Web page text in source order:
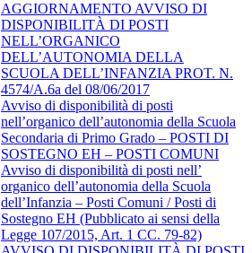
AGGIORNAMENTO AVVISO DI
DISPONIBILITÀ DI POSTI
NELL’ORGANICO
DELL’AUTONOMIA DELLA
SCUOLA DELL’INFANZIA PROT. N.
4574/A.6a del 08/06/2017
Avviso di disponibilità di posti
nell’organico dell’autonomia della Scuola
Secondaria di Primo Grado – POSTI DI
SOSTEGNO EH – POSTI COMUNI
Avviso di disponibilità di posti nell’
organico dell’autonomia della Scuola
dell’Infanzia – Posti Comuni / Posti di
Sostegno EH (Pubblicato ai sensi della
Legge 107/2015, Art. 1 CC. 79-82)